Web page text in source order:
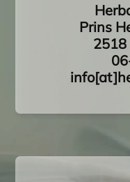
Prins
2518